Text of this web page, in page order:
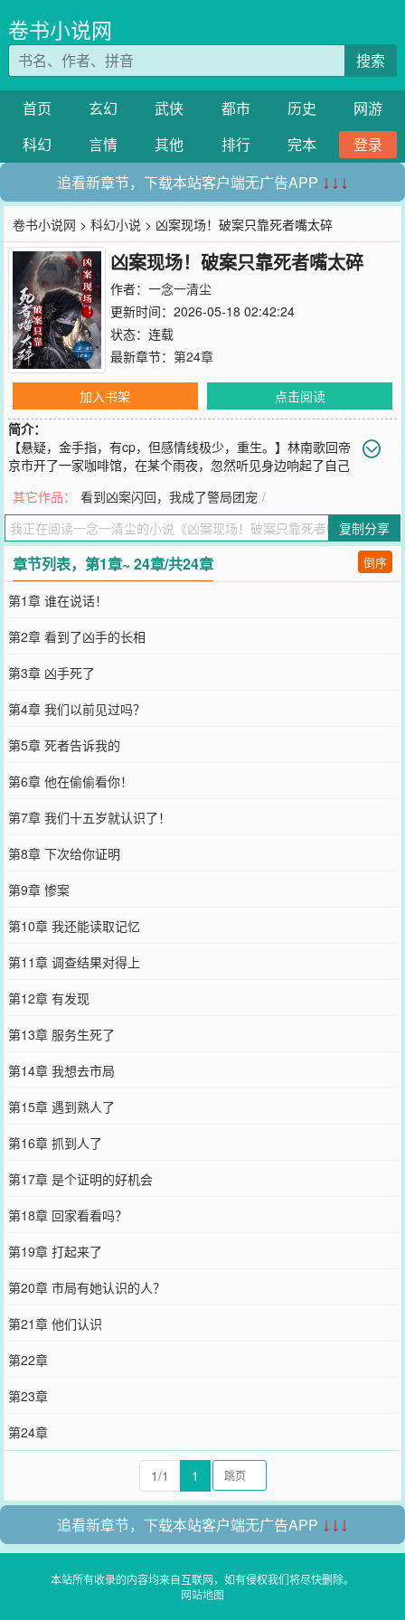
卷书小说网
搜索
首页 玄幻 武侠 都市 历史
网游
科幻
言情 其他 排行 完本
登录
追看新章节，下载本站客户端无广告APP ↓↓↓
卷书小说网 >科幻小说 > 凶案现场！破案只靠死者嘴太碎
凶案现场！破案只靠死者嘴太碎
作者： 一念一清尘
更新时间：2026-05-18 02:42:24
状态：连载
最新章节： 第24章
加入书架
点击阅读
简介：
【悬疑，金手指，有cp，但感情线极少，重生。】林南歌回帝
京市开了一家咖啡馆，在某个雨夜，忽然听见身边响起了自己
幻听，可是声音一直都在耳边催促，她便去隔壁看了一眼。结果和那
道声音说的一模一样，隔壁的店员死了。不止如此，她还发现那道声
音可以和死者交流，读取死者的部分记忆向警方提供关键的线索破
案。后来的凶案现场......林南歌听着身边声音。“死者说看到了凶手的
长相。”“死者在数落凶手搞偷袭不地道，想要复活和凶手单挑。”“死者
说这事得从他出生那年说起，那是五十七年前的一个夜里......”提取关
键信息的林南歌眼皮抽动了一下：“？？？”......渐渐地，林南歌和警局
接触越来越频繁，一起旧案被重新提起，林南歌的身份也逐渐暴
露............小剧场裴政禹：“你怎么看？”林南歌声音有些发抖，眼底尽
是恐惧：“我，我害怕。”裴政禹：“......这里没别人，别演了。”“哦。”
林南歌换了副模样，“熟人作案。”......
您要是觉得《 凶案现场！破案只靠死者嘴太碎
记向您QQ群和微博微信里的朋友推荐哦！
其它作品： 看到凶案闪回，我成了警局团宠 /
复制分享
章节列表，第1章~ 24章/共24章 倒序
第1章 谁在说话！
第2章 看到了凶手的长相
第3章 凶手死了
第4章 我们以前见过吗？
第5章 死者告诉我的
第6章 他在偷偷看你！
第7章 我们十五岁就认识了！
第8章 下次给你证明
第9章 惨案
第10章 我还能读取记忆
第11章 调查结果对得上
第12章 有发现
第13章 服务生死了
第14章 我想去市局
第15章 遇到熟人了
第16章 抓到人了
第17章 是个证明的好机会
第18章 回家看看吗？
第19章 打起来了
第20章 市局有她认识的人？
第21章 他们认识
第22章
第23章
第24章
1/1 1
追看新章节，下载本站客户端无广告APP ↓↓↓
本站所有收录的内容均来自互联网，如有侵权我们将尽快删除。
网站地图